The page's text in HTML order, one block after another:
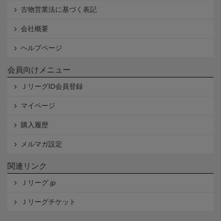
古物営業法に基づく表記
会社概要
ヘルプページ
会員向けメニュー
ＪリーグID会員登録
マイページ
購入履歴
メルマガ設定
関連リンク
Ｊリーグ.jp
Ｊリーグチケット